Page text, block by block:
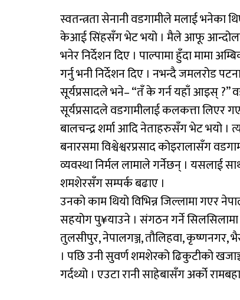
स्वतन्त्रता सेनानी वडगामीले मलाई भनेका
केआई सिंहसँग भेट भयो । मैले आफू
भनेर निर्देशन दिए । पाल्पामा हुँदा मामा
गर्नु भनी निर्देशन दिए । नभन्दै जमलरोड
सूर्यप्रसादले भने– “तँ के गर्न यहाँ आइस् ?”
सूर्यप्रसादले वडगामीलाई कलकत्ता लिएर
बालचन्द्र शर्मा आदि नेताहरुसँग भेट भयो ।
बनारसमा विश्वेश्वरप्रसाद कोइरालासँग
व्यवस्था निर्मल लामाले गर्नेछन् । यसलाई
शमशेरसँग सम्पर्क बढाए ।
उनको काम थियो विभिन्न जिल्लामा गएर
सहयोग पु¥याउने । संगठन गर्ने
तुलसीपुर, नेपालगञ्ज, तौलिहवा, कृष्णनगर,
। पछि उनी सुवर्ण शमशेरको ढिकुटीको
गर्दथ्यो । एउटा रानी साहेबासँग अर्को